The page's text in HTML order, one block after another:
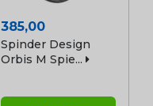
Prijs
385,00
Spinder Design
Orbis M Spie...